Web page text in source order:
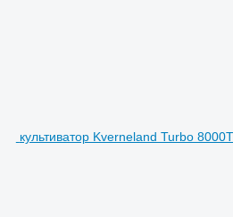
культиватор Kverneland Turbo 8000T